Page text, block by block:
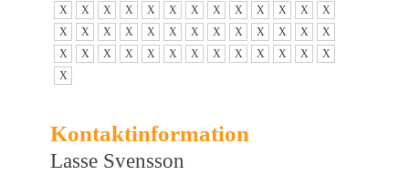
X
X X X X X X X X X X X
X
X
X X X X X X X X X X X
X
X
X X X X X X X X X X X
X
X
Kontaktinformation
Lasse Svensson